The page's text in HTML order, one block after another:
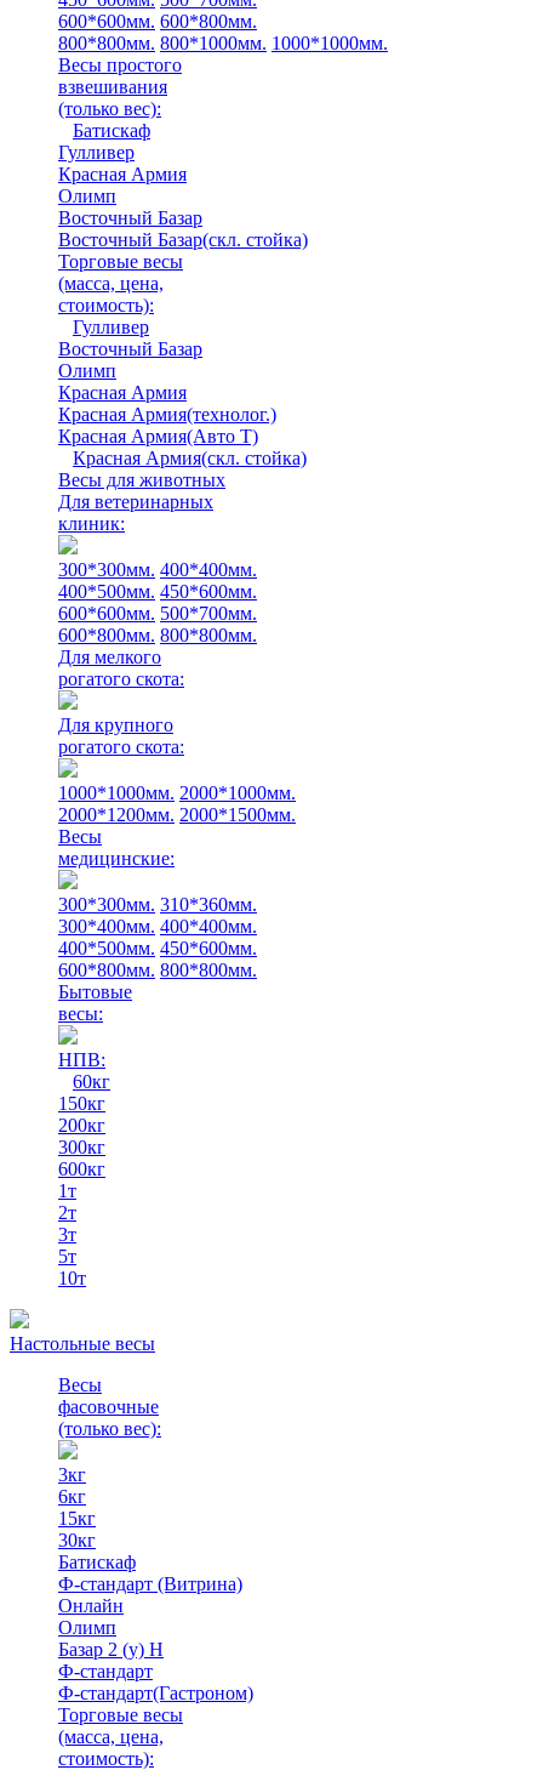
600*600мм. 600*800мм.
800*800мм. 800*1000мм. 1000*1000мм.
Весы простого
взвешивания
(только вес):
Батискаф
Гулливер
Красная Армия
Олимп
Восточный Базар
Восточный Базар(скл. стойка)
Торговые весы
(масса, цена,
стоимость):
Гулливер
Восточный Базар
Олимп
Красная Армия
Красная Армия(технолог.)
Красная Армия(Авто Т)
Красная Армия(скл. стойка)
Весы для животных
Для ветеринарных
клиник:
300*300мм. 400*400мм.
400*500мм. 450*600мм.
600*600мм. 500*700мм.
600*800мм. 800*800мм.
Для мелкого
рогатого скота:
Для крупного
рогатого скота:
1000*1000мм. 2000*1000мм.
2000*1200мм. 2000*1500мм.
Весы
медицинские:
300*300мм. 310*360мм.
300*400мм. 400*400мм.
400*500мм. 450*600мм.
600*800мм. 800*800мм.
Бытовые
весы:
НПВ:
60кг
150кг
200кг
300кг
600кг
1т
2т
3т
5т
10т
Настольные весы
Весы
фасовочные
(только вес):
3кг
6кг
15кг
30кг
Батискаф
Ф-стандарт (Витрина)
Онлайн
Олимп
Базар 2 (у) Н
Ф-стандарт
Ф-стандарт(Гастроном)
Торговые весы
(масса, цена,
стоимость):